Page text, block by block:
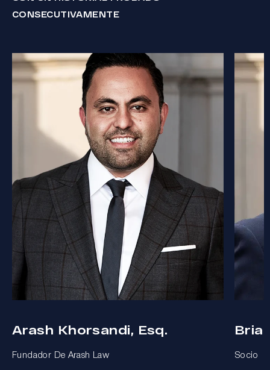
CONSECUTIVAMENTE
Arash Khorsandi, Esq.
Fundador De Arash Law Socio